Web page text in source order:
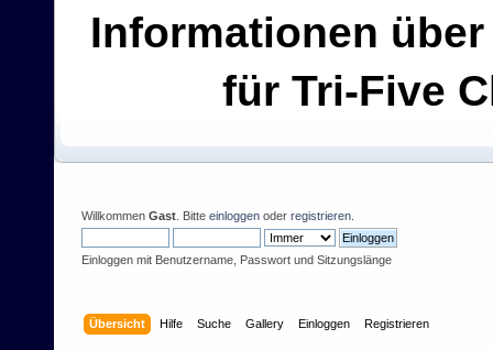
Informationen
für Tri-Five
Willkommen Gast . Bitte einloggen oder registrieren
Einloggen mit Benutzername, Passwort und Sitzungslänge
Übersicht Hilfe Suche Gallery Einloggen Registrieren